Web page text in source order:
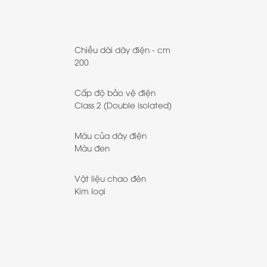
Chiều dài dây điện - cm
200
Cấp độ bảo vệ điện
Class 2 (Double isolated)
Màu của dây điện
Màu đen
Vật liệu chao đèn
Kim loại